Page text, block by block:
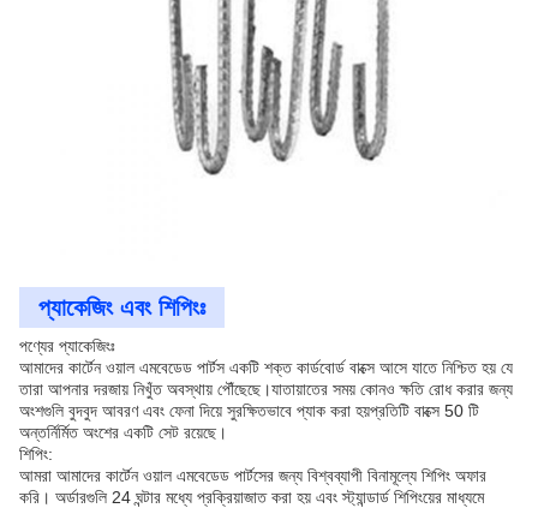
প্যাকেজিং এবং শিপিংঃ
পণ্যের প্যাকেজিংঃ
আমাদের কার্টেন ওয়াল এমবেডেড পার্টস একটি শক্ত কার্ডবোর্ড বাক্সে আসে যাতে নিশ্চিত হয় যে
তারা আপনার দরজায় নিখুঁত অবস্থায় পৌঁছেছে।যাতায়াতের সময় কোনও ক্ষতি রোধ করার জন্য
অংশগুলি বুদবুদ আবরণ এবং ফেনা দিয়ে সুরক্ষিতভাবে প্যাক করা হয়প্রতিটি বাক্সে 50 টি
অন্তর্নির্মিত অংশের একটি সেট রয়েছে।
শিপিং:
আমরা আমাদের কার্টেন ওয়াল এমবেডেড পার্টসের জন্য বিশ্বব্যাপী বিনামূল্যে শিপিং অফার
করি। অর্ডারগুলি 24 ঘন্টার মধ্যে প্রক্রিয়াজাত করা হয় এবং স্ট্যান্ডার্ড শিপিংয়ের মাধ্যমে